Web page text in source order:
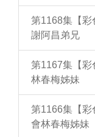
第1168集【彩
謝阿昌弟兄
第1167集【彩
林春梅姊妹
第1166集【彩
會林春梅姊妹